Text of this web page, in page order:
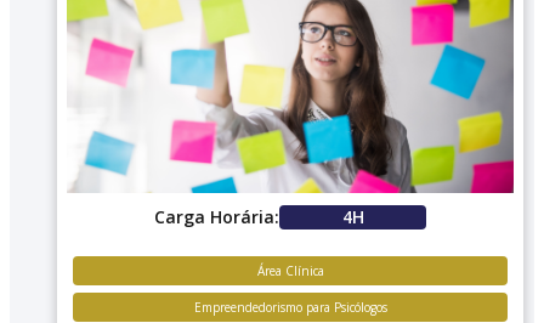
Carga Horária: 4H
Área Clínica
Empreendedorismo para Psicólogos